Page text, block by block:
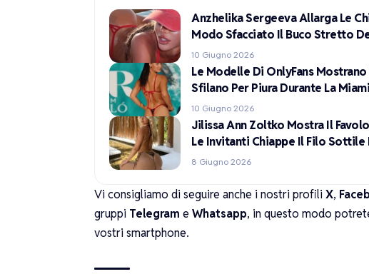
Anzhelika Sergeeva Allarga Le
Modo Sfacciato Il Buco Stretto
10 Giugno 2026
Le Modelle Di OnlyFans
Sfilano Per Piura Durante La
10 Giugno 2026
Jilissa Ann Zoltko Mostra Il
Le Invitanti Chiappe Il Filo Sottile
8 Giugno 2026
Vi consigliamo di seguire anche i nostri profiliX,
gruppi Telegram e Whatsapp, in questo modo
vostri smartphone.